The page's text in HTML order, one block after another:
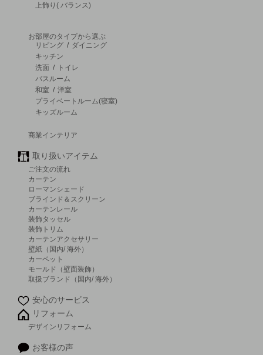
上飾り( バランス)
お部屋のタイプから選ぶ
リビング / ダイニング
キッチン
洗面 /
トイレ
バスルーム
和室 / 洋室
プライベートルーム(寝室)
キッズルーム
商業インテリア
取り扱いアイテム
ご注文の流れ
カーテン
ローマンシェード
ブラインド＆スクリーン
カーテンレール
装飾タッセル
装飾トリム
カーテンアクセサリー
壁紙（国内/ 海外）
カーペット
モールド（壁面装飾）
取扱ブランド（国内/ 海外）
安心のサービス
リフォーム
デザインリフォーム
お客様の声